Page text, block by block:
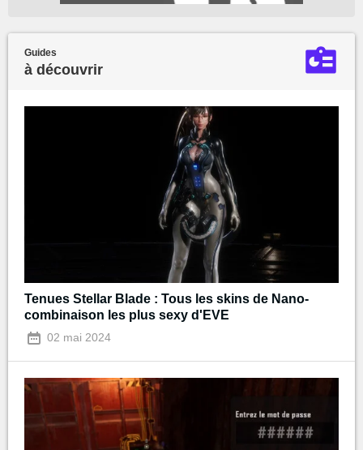
Guides
à découvrir
Tenues Stellar Blade : Tous les skins de Nano-
combinaison les plus sexy d'EVE
02 mai 2024